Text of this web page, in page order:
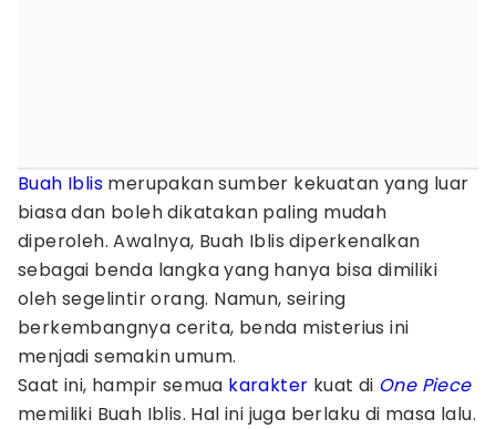
Buah Iblis merupakan sumber kekuatan yang luar
biasa dan boleh dikatakan paling mudah
diperoleh. Awalnya, Buah Iblis diperkenalkan
sebagai benda langka yang hanya bisa dimiliki
oleh segelintir orang. Namun, seiring
berkembangnya cerita, benda misterius ini
menjadi semakin umum.
Saat ini, hampir semua karakter kuat di One Piece
memiliki Buah Iblis. Hal ini juga berlaku di masa lalu.